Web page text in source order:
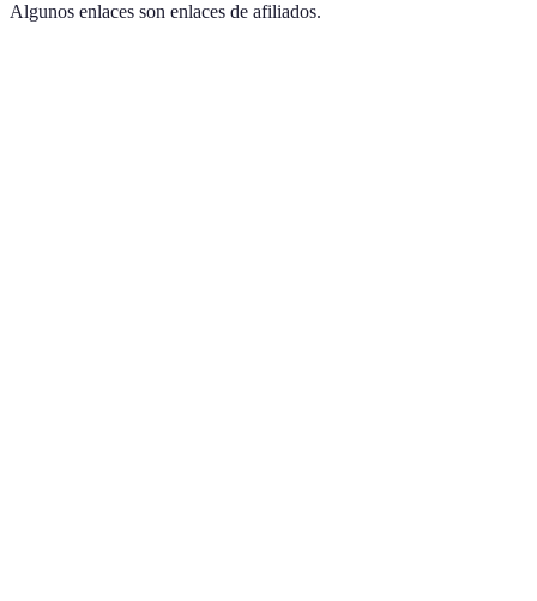
Algunos enlaces son enlaces de afiliados.